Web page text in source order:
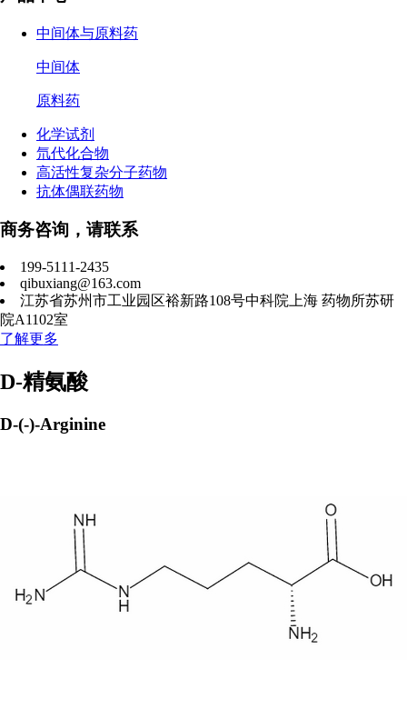
中间体与原料药
中间体
原料药
化学试剂
氘代化合物
高活性复杂分子药物
抗体偶联药物
商务咨询，请联系
199-5111-2435
qibuxiang@163.com
江苏省苏州市工业园区裕新路108号中科院上海 药物所苏研
院A1102室
了解更多
D-精氨酸
D-(-)-Arginine